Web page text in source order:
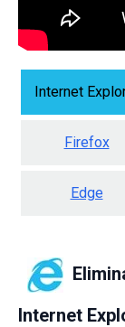
Internet
Firefox
Edge
Internet